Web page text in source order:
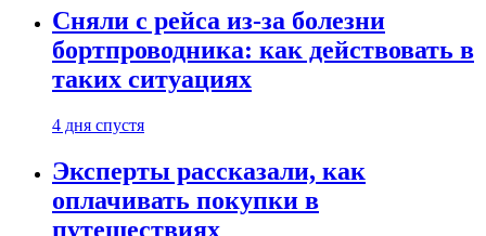
Сняли с рейса из-за болезни
бортпроводника: как действовать в
таких ситуациях
4 дня спустя
Эксперты рассказали, как
оплачивать покупки в
путешествиях